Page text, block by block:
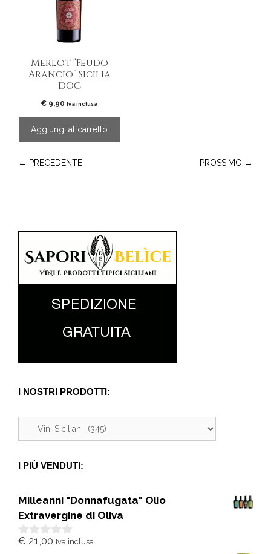
Merlot “Feudo
Arancio” Sicilia
DOC
€ 9,90 Iva inclusa
Aggiungi al carrello
← PRECEDENTE PROSSIMO →
I NOSTRI PRODOTTI:
I PIÙ VENDUTI:
Milleanni "Donnafugata" Olio
Extravergine di Oliva
0
€ 21,00 Iva inclusa